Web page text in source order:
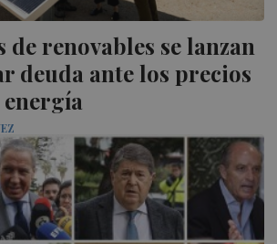
renovables se lanzan
deuda ante los precios